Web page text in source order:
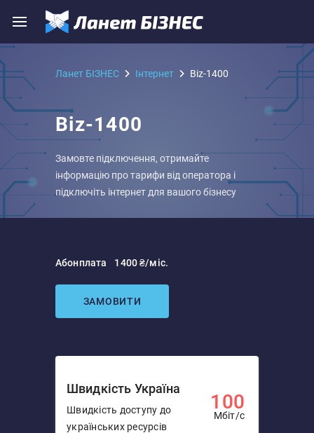
Ланет БІЗНЕС Iнтернет Biz-1400
Biz-1400
Замовте підключення, отримайте
інформацію про тарифи від оператора і
підключіть інтернет для вашого бізнесу
ЗАМОВИТИ
Абонплата 1400 ₴/міс.
Швидкість Україна
Швидкість доступу до
українських ресурсів
100
Мбіт/с